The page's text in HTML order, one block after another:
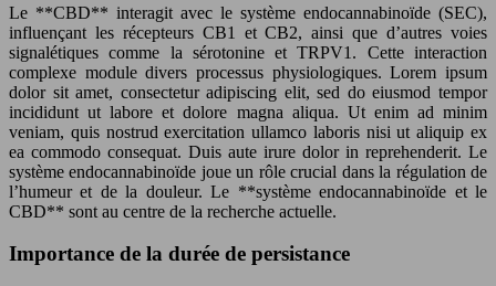
Le **CBD** interagit avec le système endocannabinoïde (SEC),
influençant les récepteurs CB1 et CB2, ainsi que d’autres voies
signalétiques comme la sérotonine et TRPV1. Cette interaction
complexe module divers processus physiologiques. Lorem ipsum
dolor sit amet, consectetur adipiscing elit, sed do eiusmod tempor
incididunt ut labore et dolore magna aliqua. Ut enim ad minim
veniam, quis nostrud exercitation ullamco laboris nisi ut aliquip ex
ea commodo consequat. Duis aute irure dolor in reprehenderit. Le
système endocannabinoïde joue un rôle crucial dans la régulation de
l’humeur et de la douleur. Le **système endocannabinoïde et le
CBD** sont au centre de la recherche actuelle.
Importance de la durée de persistance